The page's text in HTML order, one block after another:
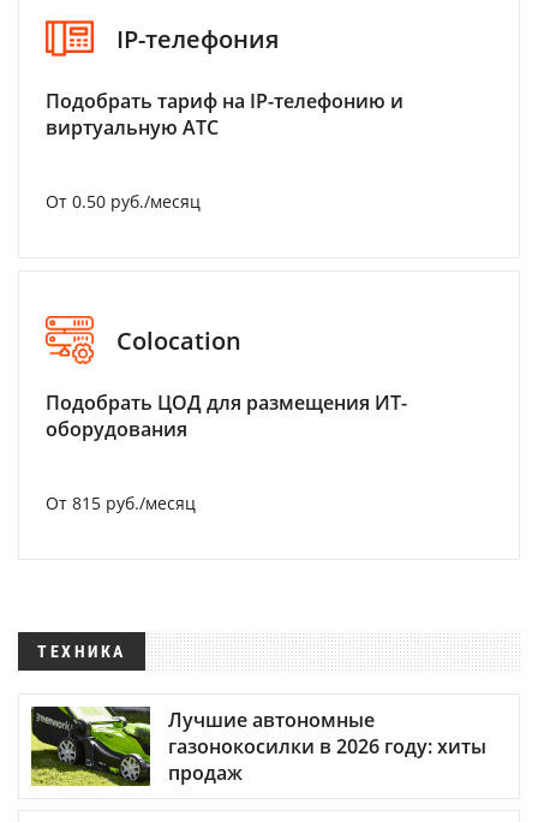
IP-телефония
Подобрать тариф на IP-телефонию и
виртуальную АТС
От 0.50 руб./месяц
Colocation
Подобрать ЦОД для размещения ИТ-
оборудования
От 815 руб./месяц
ТЕХНИКА
Лучшие автономные
газонокосилки в 2026 году: хиты
продаж